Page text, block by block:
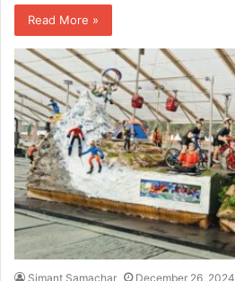
Read More »
Simant Samachar December 26, 2024